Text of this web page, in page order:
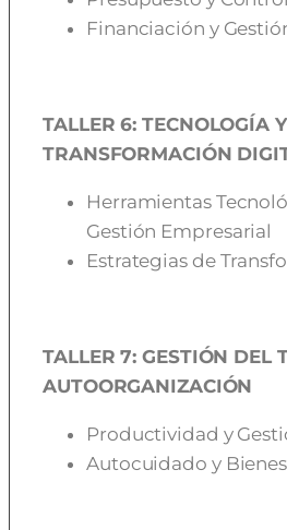
Financiación y
TALLER 6: TECNOLOGÍA Y
TRANSFORMACIÓN
Herramientas
Gestión Empresarial
Estrategias de
TALLER 7: GESTIÓN DEL
AUTOORGANIZACIÓN
Productividad y
Autocuidado y